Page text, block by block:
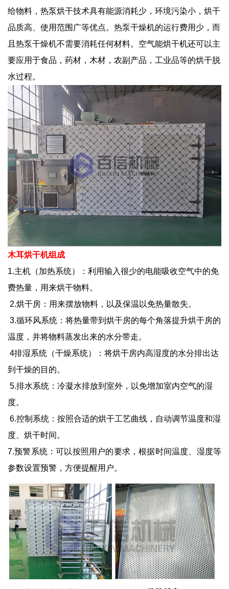
给物料，热泵烘干技术具有能源消耗少，环境污染小，烘干
品质高、使用范围广等优点。热泵干燥机的运行费用少，而
且热泵干燥机不需要消耗任何材料。空气能烘干机还可以主
要应用于食品，药材，木材，农副产品，工业品等的烘干脱
水过程。
木耳烘干机组成
1.主机（加热系统）：利用输入很少的电能吸收空气中的免
费热量，用来烘干物料。
2.烘干房：用来摆放物料，以及保温以免热量散失。
3.循环风系统：将热量带到烘干房的每个角落提升烘干房的
温度，并将物料蒸发出来的水分带走。
4排湿系统（干燥系统）：将烘干房内高湿度的水分排出达
到干燥的目的。
5.排水系统：冷凝水排放到室外，以免增加室内空气的湿
度。
6.控制系统：按照合适的烘干工艺曲线，自动调节温度和湿
度、烘干时间。
7.预警系统：可以按照用户的要求，根据时间温度、湿度等
参数设置预警，方便提醒用户。